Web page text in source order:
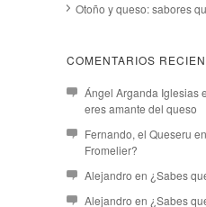
Otoño y queso: sabores
COMENTARIOS
Ángel Arganda Iglesias
eres amante del queso
Fernando, el Queseru en
Fromelier?
Alejandro en ¿Sabes
Alejandro en ¿Sabes